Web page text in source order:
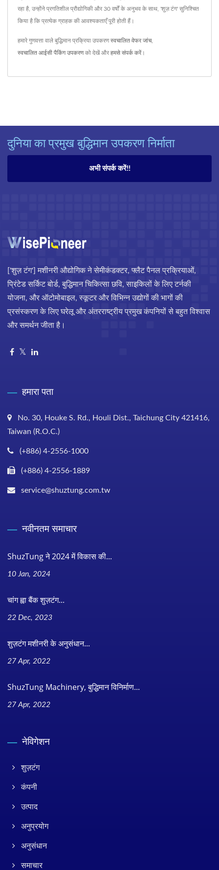
रहा है, उन्होंने प्रगतिशील प्रौद्योगिकी और 30 वर्षों के अनुभव के साथ, 'शुज़ टंग' सुनिश्चित
किया है कि प्रत्येक ग्राहक की आवश्यकताएँ पूरी होती हैं।
हमारे गुणवत्ता वाले बुद्धिमान प्रक्रिया उपकरणस्वचालित वेफर जांच,
स्वचालित आईसी पैकिंग उपकरणको देखें औरहमसे संपर्क करें।
दुनिया का प्रमुख बुद्धिमान उपकरण निर्माता
अभी संपर्क करें!!
['शुज़ टंग'] मशीनरी औद्योगिक ने सेमीकंडक्टर, फ्लैट पैनल प्रक्रियाओं,
प्रिंटेड सर्किट बोर्ड, बुद्धिमान चिकित्सा छवि, साइकिलों के लिए टर्नकी
योजना, और ऑटोमोबाइल, स्कूटर और विभिन्न उद्योगों की भागों की
प्रसंस्करण के लिए घरेलू और अंतरराष्ट्रीय प्रमुख कंपनियों से बहुत विश्वास
और समर्थन जीता है।
हमारा पता
No. 30, Houke S. Rd., Houli Dist., Taichung City 421416,
Taiwan (R.O.C.)
(+886) 4-2556-1000
(+886) 4-2556-1889
service@shuztung.com.tw
नवीनतम समाचार
ShuzTung ने 2024 में विकास की...
10 Jan, 2024
चांग ह्वा बैंक शुज़टंग...
22 Dec, 2023
शुज़टंग मशीनरी के अनुसंधान...
27 Apr, 2022
ShuzTung Machinery, बुद्धिमान विनिर्माण...
27 Apr, 2022
नेविगेशन
शुज़टंग
कंपनी
उत्पाद
अनुप्रयोग
अनुसंधान
समाचार